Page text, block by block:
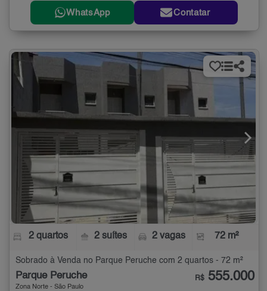
WhatsApp Contatar
2 quartos 2 suítes 2 vagas 72 m²
Sobrado à Venda no Parque Peruche com 2 quartos - 72 m²
Parque Peruche
Zona Norte - São Paulo
R$ 555.000